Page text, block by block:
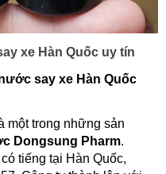
xe Hàn Quốc uy tín
say xe Hàn Quốc
một trong những sản
Dongsung Pharm.
tiếng tại Hàn Quốc,